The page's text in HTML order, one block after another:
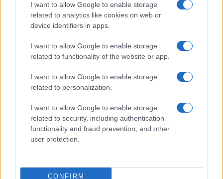
I want to allow Google to enable storage
related to analytics like cookies on web or
device identifiers in apps.
I want to allow Google to enable storage
related to functionality of the website or app.
I want to allow Google to enable storage
related to personalization.
I want to allow Google to enable storage
related to security, including authentication
functionality and fraud prevention, and other
user protection.
CONFIRM
Guida step-by-step per un’immagine pubblica
credibile e glam
Camilla Fiore · 9 Ago 2026
ALIMENTAZIONE